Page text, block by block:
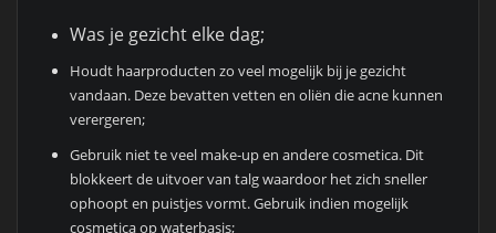
Was je gezicht elke dag;
Houdt haarproducten zo veel mogelijk bij je gezicht
vandaan. Deze bevatten vetten en oliën die acne kunnen
verergeren;
Gebruik niet te veel make-up en andere cosmetica. Dit
blokkeert de uitvoer van talg waardoor het zich sneller
ophoopt en puistjes vormt. Gebruik indien mogelijk
cosmetica op waterbasis;